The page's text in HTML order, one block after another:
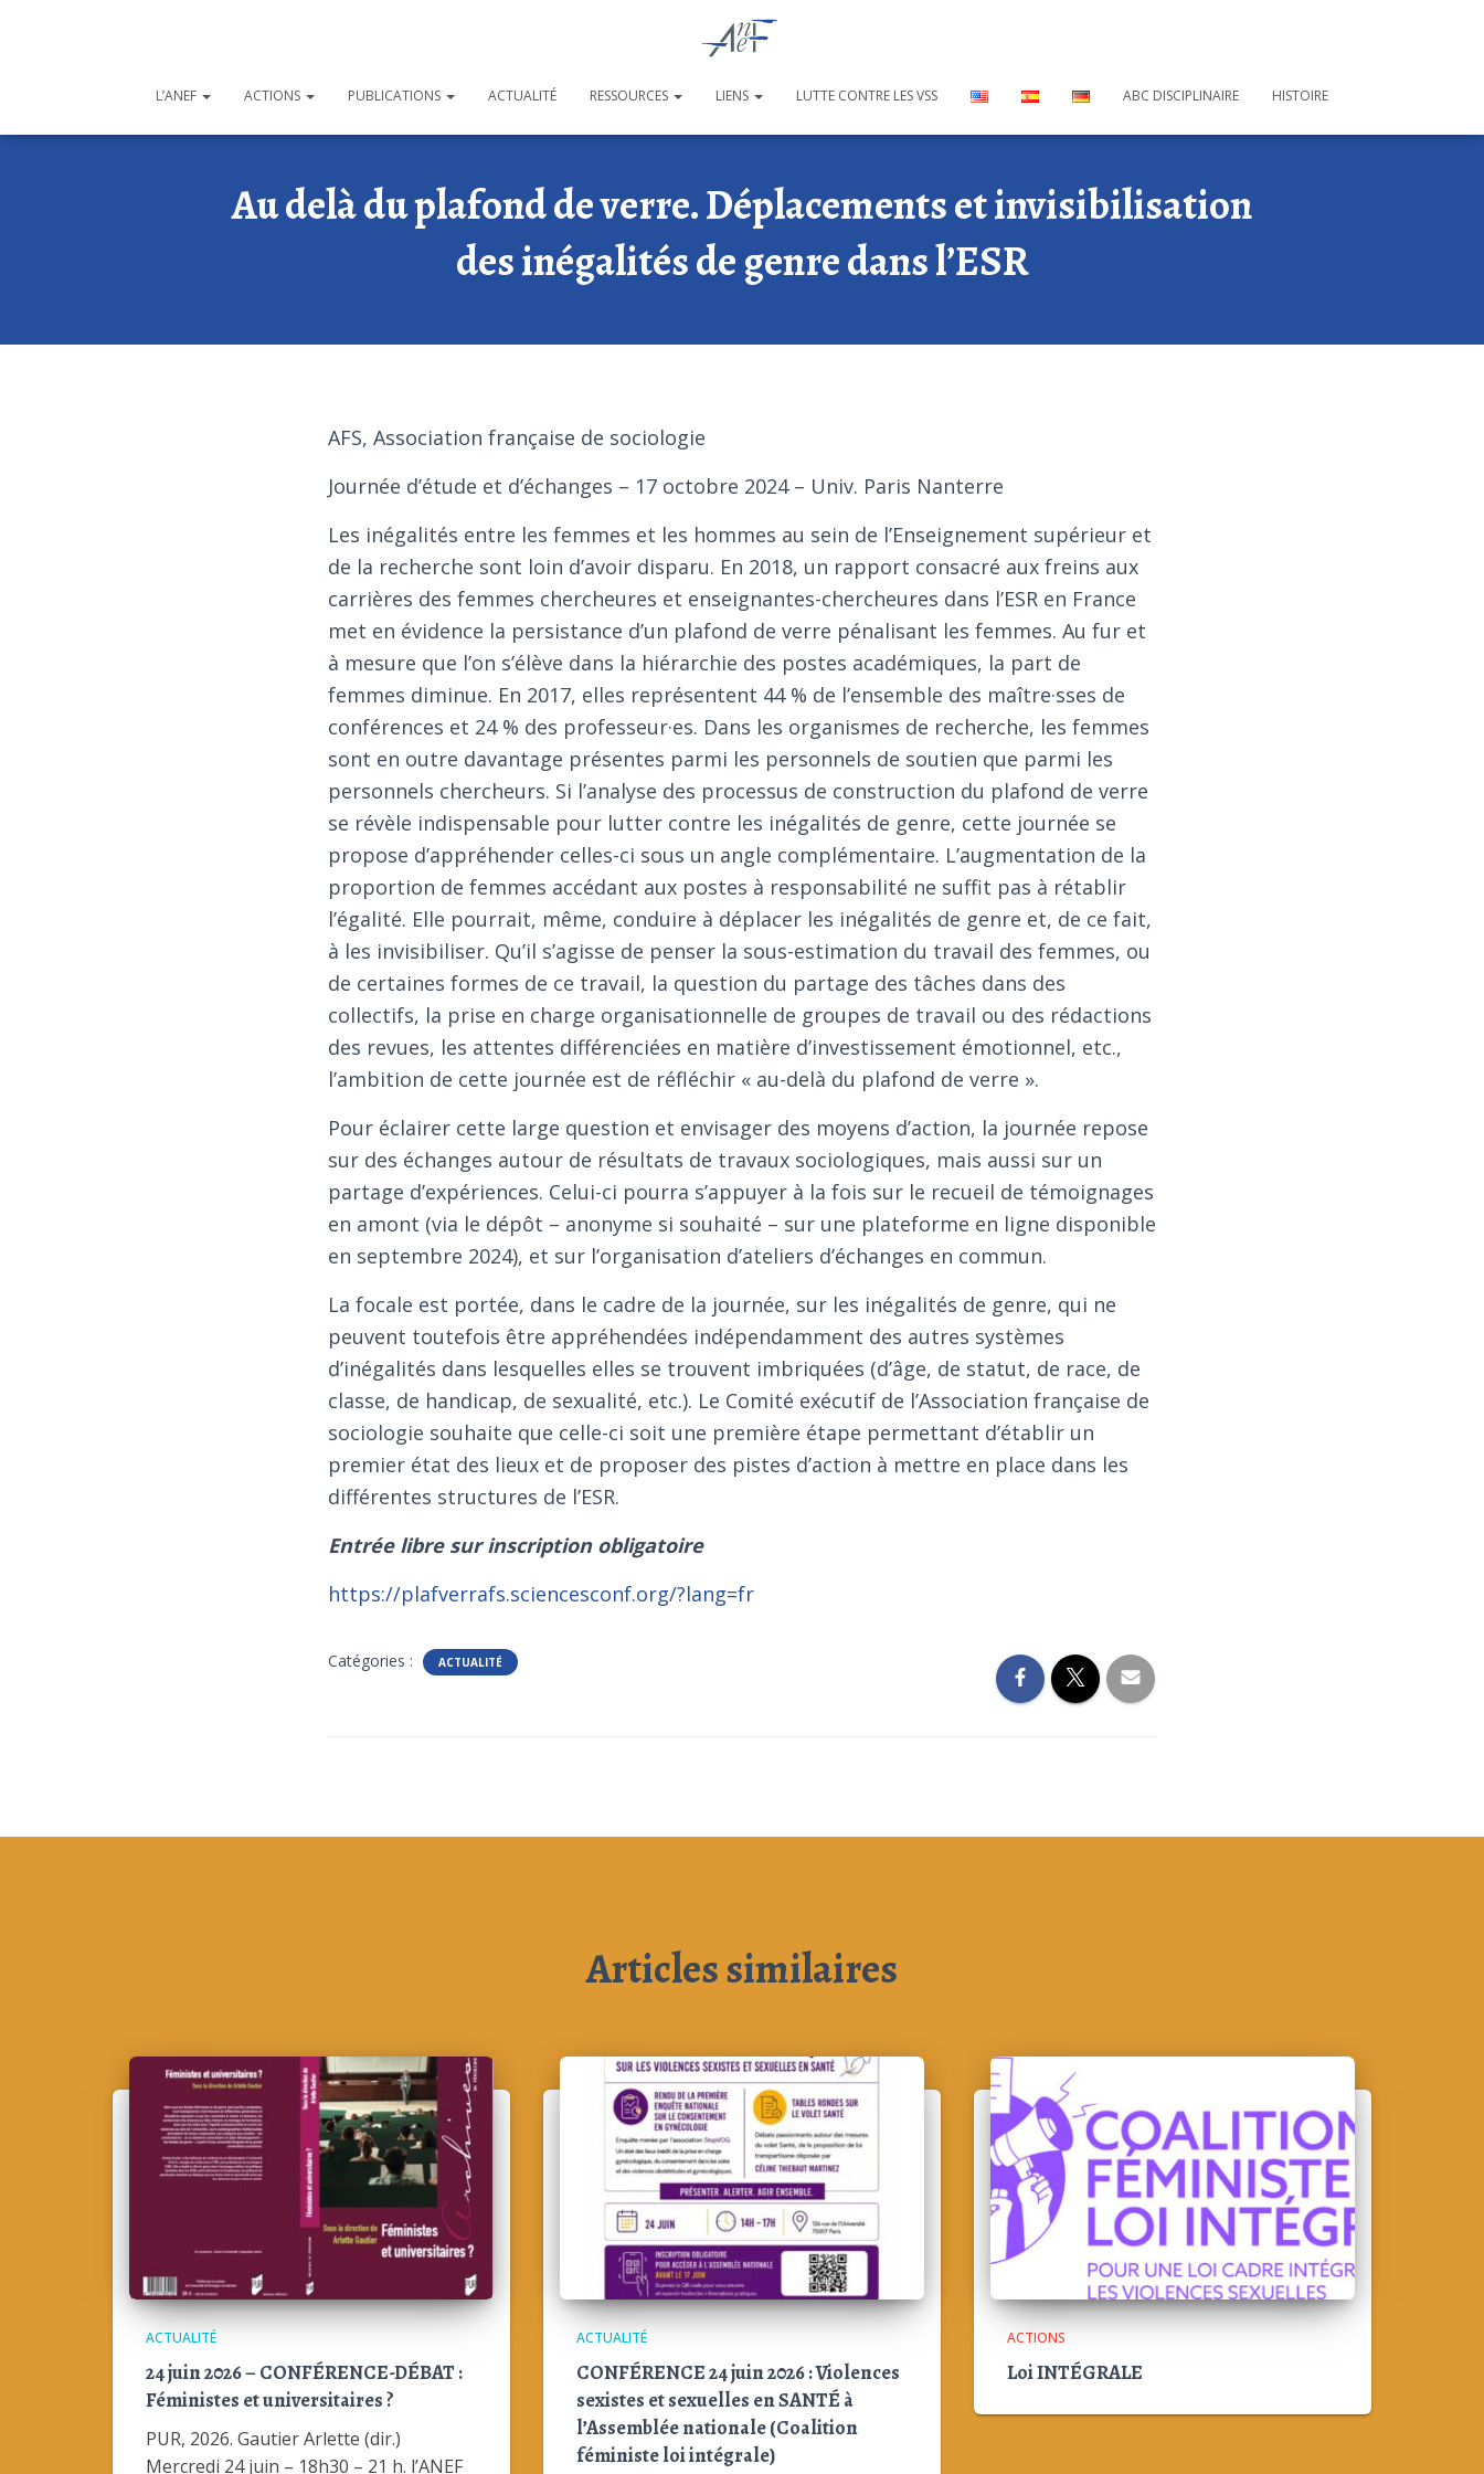
L’ANEF ACTIONS PUBLICATIONS ACTUALITÉ RESSOURCES LIENS LUTTE CONTRE LES VSS ABC DISCIPLINAIRE HISTOIRE
Au delà du plafond de verre. Déplacements et invisibilisation
des inégalités de genre dans l’ESR
AFS, Association française de sociologie
Journée d’étude et d’échanges – 17 octobre 2024 – Univ. Paris Nanterre
Les inégalités entre les femmes et les hommes au sein de l’Enseignement supérieur et
de la recherche sont loin d’avoir disparu. En 2018, un rapport consacré aux freins aux
carrières des femmes chercheures et enseignantes-chercheures dans l’ESR en France
met en évidence la persistance d’un plafond de verre pénalisant les femmes. Au fur et
à mesure que l’on s’élève dans la hiérarchie des postes académiques, la part de
femmes diminue. En 2017, elles représentent 44 % de l’ensemble des maître·sses de
conférences et 24 % des professeur·es. Dans les organismes de recherche, les femmes
sont en outre davantage présentes parmi les personnels de soutien que parmi les
personnels chercheurs. Si l’analyse des processus de construction du plafond de verre
se révèle indispensable pour lutter contre les inégalités de genre, cette journée se
propose d’appréhender celles-ci sous un angle complémentaire. L’augmentation de la
proportion de femmes accédant aux postes à responsabilité ne suffit pas à rétablir
l’égalité. Elle pourrait, même, conduire à déplacer les inégalités de genre et, de ce fait,
à les invisibiliser. Qu’il s’agisse de penser la sous-estimation du travail des femmes, ou
de certaines formes de ce travail, la question du partage des tâches dans des
collectifs, la prise en charge organisationnelle de groupes de travail ou des rédactions
des revues, les attentes différenciées en matière d’investissement émotionnel, etc.,
l’ambition de cette journée est de réfléchir « au-delà du plafond de verre ».
Pour éclairer cette large question et envisager des moyens d’action, la journée repose
sur des échanges autour de résultats de travaux sociologiques, mais aussi sur un
partage d’expériences. Celui-ci pourra s’appuyer à la fois sur le recueil de témoignages
en amont (via le dépôt – anonyme si souhaité – sur une plateforme en ligne disponible
en septembre 2024), et sur l’organisation d’ateliers d’échanges en commun.
La focale est portée, dans le cadre de la journée, sur les inégalités de genre, qui ne
peuvent toutefois être appréhendées indépendamment des autres systèmes
d’inégalités dans lesquelles elles se trouvent imbriquées (d’âge, de statut, de race, de
classe, de handicap, de sexualité, etc.). Le Comité exécutif de l’Association française de
sociologie souhaite que celle-ci soit une première étape permettant d’établir un
premier état des lieux et de proposer des pistes d’action à mettre en place dans les
différentes structures de l’ESR.
Entrée libre sur inscription obligatoire
https://plafverrafs.sciencesconf.org/?lang=fr
Catégories : ACTUALITÉ
Articles similaires
ACTUALITÉ
24 juin 2026 – CONFÉRENCE-DÉBAT :
Féministes et universitaires ?
PUR, 2026. Gautier Arlette (dir.)
Mercredi 24 juin – 18h30 – 21 h. l’ANEF
ACTUALITÉ
CONFÉRENCE 24 juin 2026 : Violences
sexistes et sexuelles en SANTÉ à
l’Assemblée nationale (Coalition
féministe loi intégrale)
ACTIONS
Loi INTÉGRALE